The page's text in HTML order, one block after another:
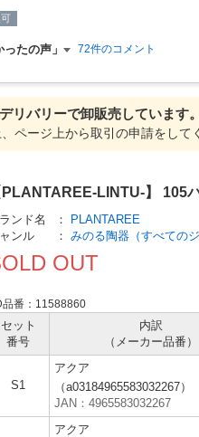
たの声」 72件のコメント
リバリーで卸販売しています。
ページ上から取引の申請をして
PLANTAREE-LINTU-】 105
ンド名 ：
PLANTAREE
ンル
： みのる陶器（すべてのジ
OUT
品番：11588860
セット
番号
内訳
（メーカー品番）
S1
アクア
（a03184965583032267）
JAN：4965583032267
アクア